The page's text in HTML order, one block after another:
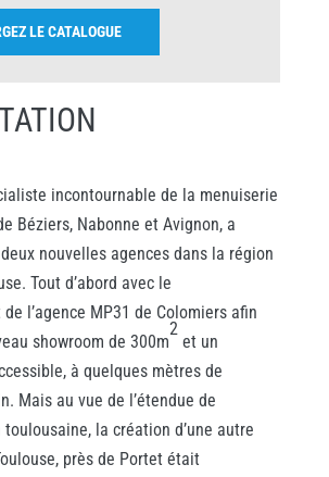
LE CATALOGUE
incontournable de la menuiserie
Béziers, Nabonne et Avignon, a
nouvelles agences dans la région
Tout d’abord avec le
l’agence MP31 de Colomiers afin
showroom de 300m
2
et un
à quelques mètres de
Mais au vue de l’étendue de
toulousaine, la création d’une autre
près de Portet était